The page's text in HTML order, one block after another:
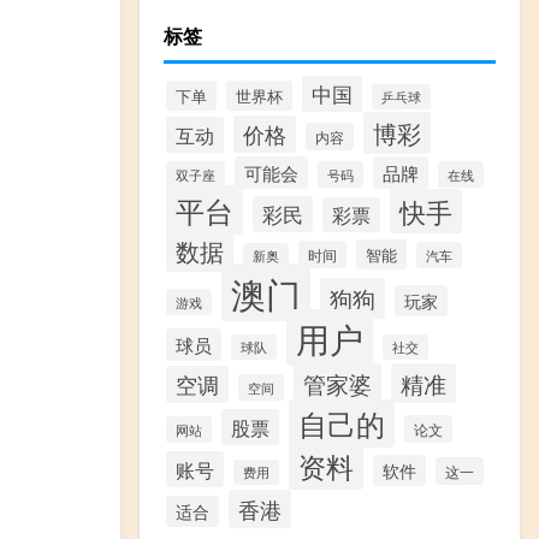
标签
下单 世界杯 中国 乒乓球
互动 价格 内容 博彩
双子座 可能会 号码 品牌 在线
平台 彩民 彩票 快手
数据 新奥 时间 智能 汽车
游戏 澳门 狗狗 玩家
球员 球队 用户 社交
空调 空间 管家婆 精准
网站 股票 自己的 论文
账号 费用 资料 软件 这一
适合 香港